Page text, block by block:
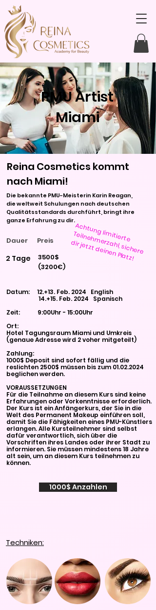
PMU Artist
Miami
Reina Cosmetics kommt
nach Miami!
Die bekannte PMU-Meisterin Karin Reagan,
die weltweit Schulungen nach deutschen
Qualitätsstandards durchführt, bringt ihre
ganze Erfahrung zu dir.
Dauer Preis
2 Tage
3500$
(3200€)
A
c
h
tu
n
g
lim
itie
rte
Te
iln
e
h
m
e
rza
h
l, sic
h
e
re
d
ir je
tzt d
e
in
e
n
Pla
tz!
Datum: 12.+13. Feb. 2024 English
14.+15. Feb. 2024 Spanisch
Zeit: 9:00Uhr - 15:00Uhr
Ort:
Hotel Tagungsraum Miami und Umkreis
(genaue Adresse wird 2 voher mitgeteilt)
Zahlung:
1000$ Deposit sind sofort fällig und die
reslichten 2500$ müssen bis zum 01.02.2024
beglichen werden.
VORAUSSETZUNGEN
Für die Teilnahme an diesem Kurs sind keine
Erfahrungen oder Vorkenntnisse erforderlich.
Der Kurs ist ein Anfängerkurs, der Sie in die
Welt des Permanent Makeup einführen soll,
damit Sie die Fähigkeiten eines PMU-Künstlers
erlangen. Alle Kursteilnehmer sind selbst
dafür verantwortlich, sich über die
Vorschriften ihres Landes oder ihrer Stadt zu
informieren. Sie müssen mindestens 18 Jahre
alt sein, um an diesem Kurs teilnehmen zu
können.
1000$ Anzahlen
Techniken: